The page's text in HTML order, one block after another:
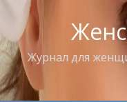
Журнал для